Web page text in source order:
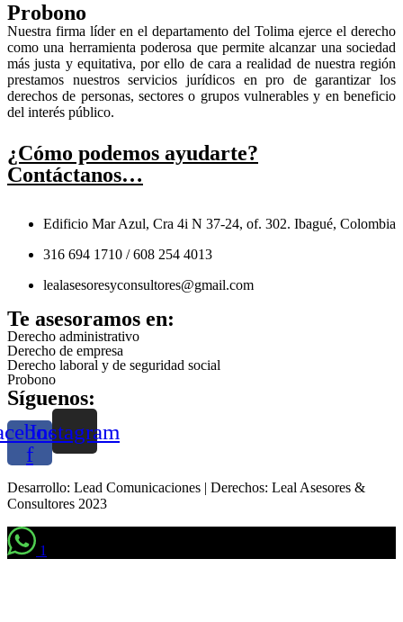
Probono
Nuestra firma líder en el departamento del Tolima ejerce el derecho
como una herramienta poderosa que permite alcanzar una sociedad
más justa y equitativa, por ello de cara a realidad de nuestra región
prestamos nuestros servicios jurídicos en pro de garantizar los
derechos de personas, sectores o grupos vulnerables y en beneficio
del interés público.
¿Cómo podemos ayudarte?
Contáctanos…
Edificio Mar Azul, Cra 4i N 37-24, of. 302. Ibagué, Colombia
316 694 1710 / 608 254 4013
lealasesoresyconsultores@gmail.com
Te asesoramos en:
Derecho administrativo
Derecho de empresa
Derecho laboral y de seguridad social
Probono
Síguenos:
f
Instagram
Desarrollo: Lead Comunicaciones | Derechos: Leal Asesores &
Consultores 2023
1